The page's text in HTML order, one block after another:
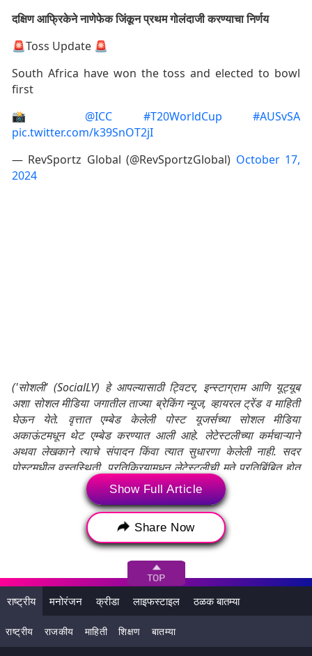
दक्षिण आफ्रिकेने नाणेफेक जिंकून प्रथम गोलंदाजी करण्याचा निर्णय
🚨Toss Update 🚨
South Africa have won the toss and elected to bowl
first
📸 @ICC #T20WorldCup
#AUSvSA
pic.twitter.com/k39SnOT2jI
— RevSportz Global (@RevSportzGlobal) October 17,
2024
('सोशली' (SocialLY) हे आपल्यासाठी ट्विटर, इन्स्टाग्राम आणि यूट्यूब
अशा सोशल मीडिया जगातील ताज्या ब्रेकिंग न्यूज, व्हायरल ट्रेंड व माहिती
घेऊन येते. वृत्तात एम्बेड केलेली पोस्ट यूजर्सच्या सोशल मीडिया
अकाऊंटमधून थेट एम्बेड करण्यात आली आहे. लेटेस्टलीच्या कर्मचाऱ्याने
अथवा लेखकाने त्याचे संपादन किंवा त्यात सुधारणा केलेली नाही. सदर
पोस्टमधील वस्तुस्थिती, प्रतिक्रियामधून लेटेस्टलीची मते प्रतिबिंबित होत
नाहीत. तसेच या मजकूराची जबाबदारी अथवा उत्तरदायीत्व लेटेस्टली
2024 ICC Women’s T20 World Cup
AUS vs SA 1st Semi Final Live Streaming
Show Full Article
Share Now
राष्ट्रीय मनोरंजन क्रीडा लाइफस्टाइल ठळक बातम्या
राष्ट्रीय राजकीय माहिती शिक्षण बातम्या